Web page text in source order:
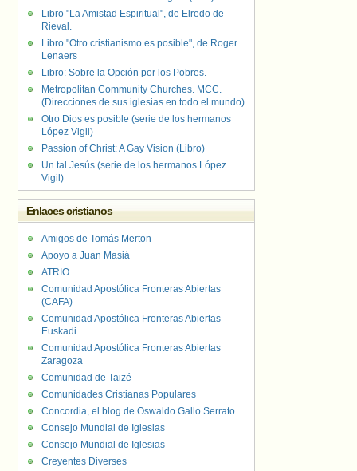
Libro "La Amistad Espiritual", de Elredo de
Rieval.
Libro "Otro cristianismo es posible", de Roger
Lenaers
Libro: Sobre la Opción por los Pobres.
Metropolitan Community Churches. MCC.
(Direcciones de sus iglesias en todo el mundo)
Otro Dios es posible (serie de los hermanos
López Vigil)
Passion of Christ: A Gay Vision (Libro)
Un tal Jesús (serie de los hermanos López
Vigil)
Enlaces cristianos
Amigos de Tomás Merton
Apoyo a Juan Masiá
ATRIO
Comunidad Apostólica Fronteras Abiertas
(CAFA)
Comunidad Apostólica Fronteras Abiertas
Euskadi
Comunidad Apostólica Fronteras Abiertas
Zaragoza
Comunidad de Taizé
Comunidades Cristianas Populares
Concordia, el blog de Oswaldo Gallo Serrato
Consejo Mundial de Iglesias
Consejo Mundial de Iglesias
Creyentes Diverses